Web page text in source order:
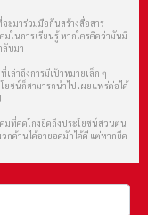
ะมาร่วมมือกันสร้างสื่อสาร
มในการเรียนรู้ หากใครคิดว่ามันมี
ลับมา
เล่าถึงการมีเป้าหมายเล็ก ๆ
ยชน์ก็สามารถนำไปเผยแพร่ต่อได้
มที่คดโกงยึดถึงประโยชน์ส่วนตน
ด้านได้อายอดมักได้ดี แต่หากยึด